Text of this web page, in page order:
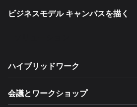
ビジネスモデル キャンバスを描く
ハイブリッドワーク
会議とワークショップ